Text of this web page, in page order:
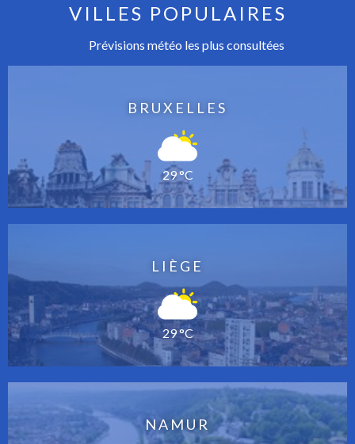
VILLES POPULAIRES
Prévisions météo les plus consultées
BRUXELLES
29 °C
LIÈGE
29 °C
NAMUR